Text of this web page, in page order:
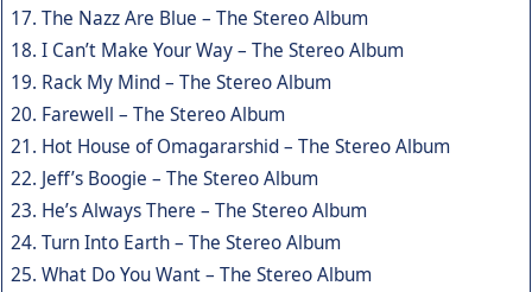
17. The Nazz Are Blue – The Stereo Album
18. I Can’t Make Your Way – The Stereo Album
19. Rack My Mind – The Stereo Album
20. Farewell – The Stereo Album
21. Hot House of Omagararshid – The Stereo Album
22. Jeff’s Boogie – The Stereo Album
23. He’s Always There – The Stereo Album
24. Turn Into Earth – The Stereo Album
25. What Do You Want – The Stereo Album